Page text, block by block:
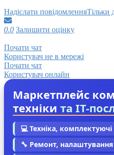
Надіслати повідомленняТільки
0.0 Залишити оцінку
Почати чат
Користувач не в мережі
Почати чат
Користувач онлайн
Маркетплейс
техніки та IT-
💻 Техніка, комплектуючі
🔧 Ремонт,